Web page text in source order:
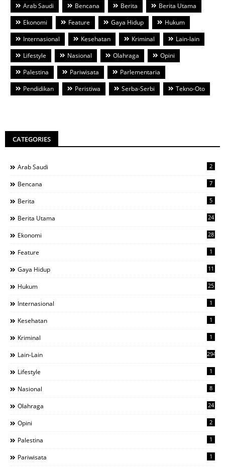
Arab Saudi Bencana Berita
Berita Utama
Ekonomi
Feature Gaya Hidup
Hukum
Internasional
Kesehatan Kriminal
Lain-lain
Lifestyle
Nasional Olahraga
Opini
Palestina
Pariwisata
Parlementaria
Pendidikan
Peristiwa Serba-Serbi Tekno-Oto
CATEGORIES
Arab Saudi 2
Bencana 7
Berita 5
Berita Utama 24
Ekonomi 28
Feature 1
Gaya Hidup 11
Hukum 25
Internasional 1
Kesehatan 1
Kriminal 1
Lain-Lain 294
Lifestyle 1
Nasional 8
Olahraga 24
Opini 2
Palestina 1
Pariwisata 1